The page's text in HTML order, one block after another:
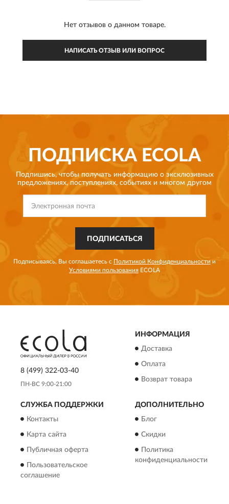
Нет отзывов о данном товаре.
НАПИСАТЬ ОТЗЫВ ИЛИ ВОПРОС
ПОДПИСКА ECOLA
Подпишись, чтобы получать информацию о эксклюзивных
предложениях, поступлениях, событиях и многом другом
ПОДПИСАТЬСЯ
Подписываясь, Вы соглашаетесь с Политикой Конфиденциальности и
Условиями пользования ECOLA
8 (499) 322-03-40
ПН-ВС 9:00-21:00
ИНФОРМАЦИЯ
Доставка
Оплата
Возврат товара
СЛУЖБА ПОДДЕРЖКИ
Контакты
Карта сайта
Публичная оферта
Пользовательское
соглашение
ДОПОЛНИТЕЛЬНО
Блог
Скидки
Политика
конфиденциальности